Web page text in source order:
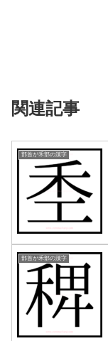
関連記事
部首が禾部の漢字
部首が禾部の漢字